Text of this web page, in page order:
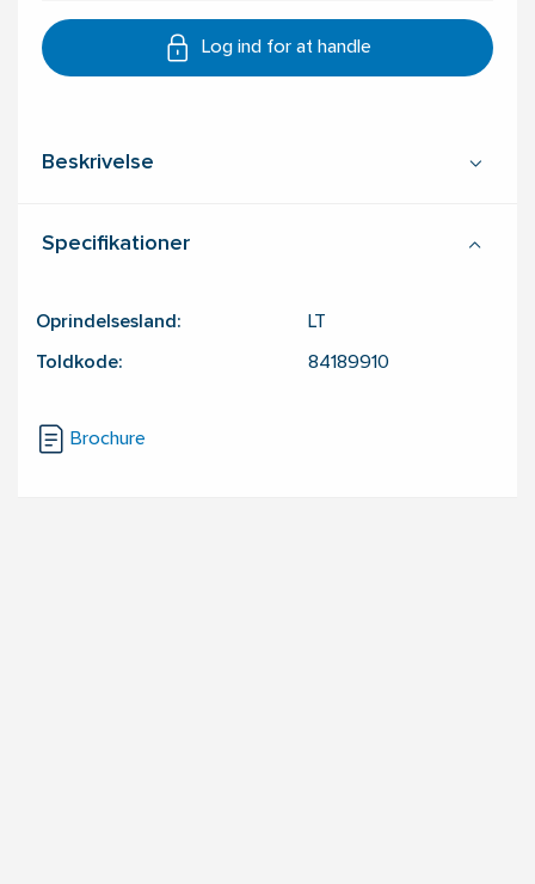
Log ind for at handle
Beskrivelse
Specifikationer
Oprindelsesland: LT
Toldkode: 84189910
Brochure